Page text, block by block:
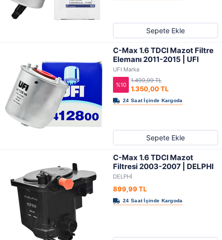
Sepete Ekle
C-Max 1.6 TDCI Mazot Filtre
Elemanı 2011-2015 | UFI
UFI Marka
%10 1.350,00 TL
1.499,99 TL
Sepete Ekle
C-Max 1.6 TDCI Mazot
Filtresi 2003-2007 | DELPHI
DELPHİ
899,99 TL